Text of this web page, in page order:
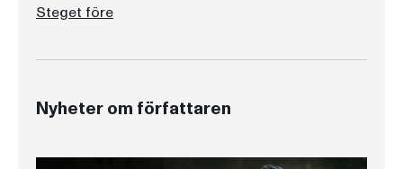
Steget före
Nyheter om författaren